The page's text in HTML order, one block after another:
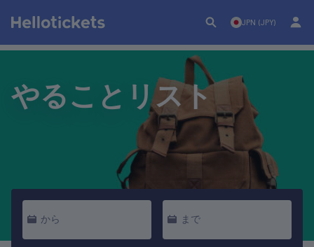
JPN (JPY)
やることリスト
から まで